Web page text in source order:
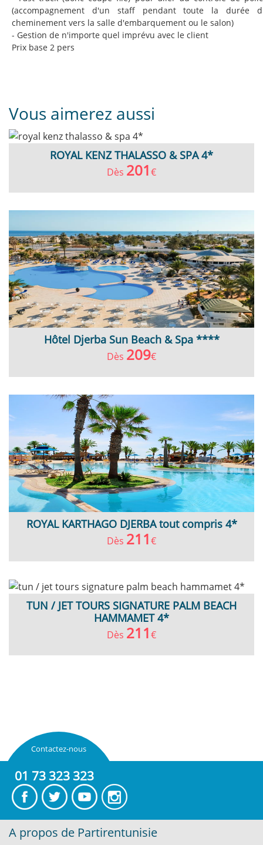
(accompagnement d'un staff pendant toute la durée
cheminement vers la salle d'embarquement ou le salon)
- Gestion de n'importe quel imprévu avec le client
Prix base 2 pers
Vous aimerez aussi
ROYAL KENZ THALASSO & SPA 4*
Dès 201€
Hôtel Djerba Sun Beach & Spa ****
Dès 209€
ROYAL KARTHAGO DJERBA tout compris 4*
Dès 211€
TUN / JET TOURS SIGNATURE PALM BEACH
HAMMAMET 4*
Dès 211€
Contactez-nous
01 73 323 323
A propos de Partirentunisie